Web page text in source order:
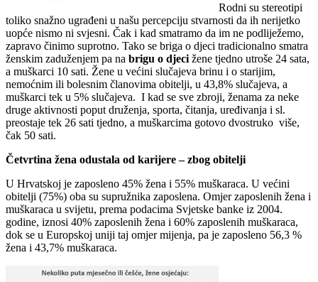
Rodni su stereotipi
toliko snažno ugrađeni u našu percepciju stvarnosti da ih nerijetko
uopće nismo ni svjesni. Čak i kad smatramo da im ne podliježemo,
zapravo činimo suprotno. Tako se briga o djeci tradicionalno smatra
ženskim zaduženjem pa na brigu o djeci žene tjedno utroše 24 sata,
a muškarci 10 sati. Žene u većini slučajeva brinu i o starijim,
nemoćnim ili bolesnim članovima obitelji, u 43,8% slučajeva, a
muškarci tek u 5% slučajeva. I kad se sve zbroji, ženama za neke
druge aktivnosti poput druženja, sporta, čitanja, uređivanja i sl.
preostaje tek 26 sati tjedno, a muškarcima gotovo dvostruko više,
čak 50 sati.
Četvrtina žena odustala od karijere – zbog obitelji
U Hrvatskoj je zaposleno 45% žena i 55% muškaraca. U većini
obitelji (75%) oba su supružnika zaposlena. Omjer zaposlenih žena i
muškaraca u svijetu, prema podacima Svjetske banke iz 2004.
godine, iznosi 40% zaposlenih žena i 60% zaposlenih muškaraca,
dok se u Europskoj uniji taj omjer mijenja, pa je zaposleno 56,3 %
žena i 43,7% muškaraca.